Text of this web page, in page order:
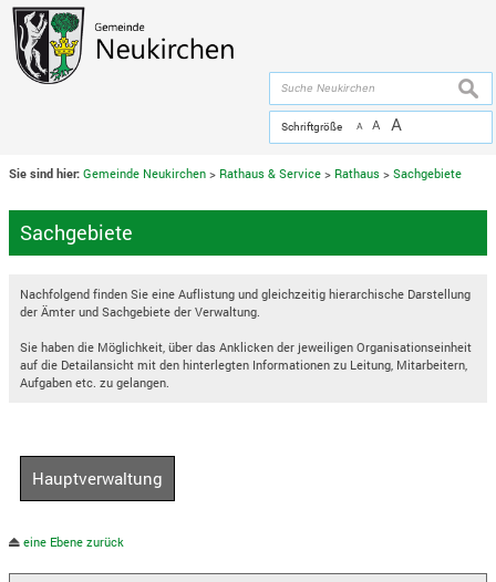
Zum Inhalt,zur Navigation
Schriftgröße A A A
Sie sind hier: Gemeinde Neukirchen > Rathaus & Service > Rathaus >Sachgebiete
Sachgebiete
Nachfolgend finden Sie eine Auflistung und gleichzeitig hierarchische Darstellung
der Ämter und Sachgebiete der Verwaltung.
Sie haben die Möglichkeit, über das Anklicken der jeweiligen Organisationseinheit
auf die Detailansicht mit den hinterlegten Informationen zu Leitung, Mitarbeitern,
Aufgaben etc. zu gelangen.
Hauptverwaltung
eine Ebene zurück